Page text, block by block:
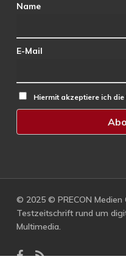
Name
E-Mail
Hiermit akzeptiere ich
© 2025 © PRECON Medien
Testzeitschrift rund um
Multimedia.
facebook
RSS